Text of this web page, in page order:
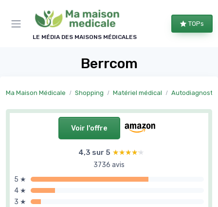
LE MÉDIA DES MAISONS MÉDICALES
TOPs
Berrcom
Ma Maison Médicale Shopping Matériel médical Autodiagnostic
Voir l'offre
4,3 sur 5 ★★★★★
★★★★★
3736 avis
5 ★
4 ★
3 ★